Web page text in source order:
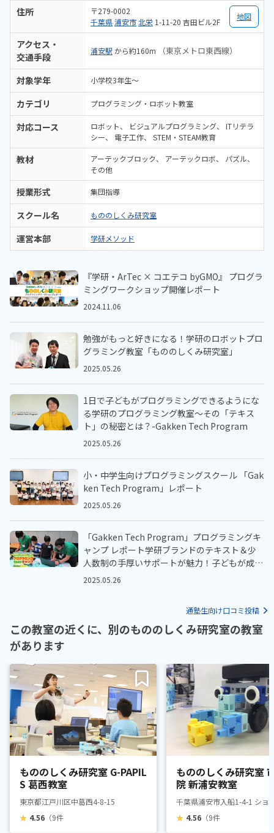
住所
〒279-0002
千葉県浦安市北栄 1-11-20 吉田ビル2F
地図
アクセス・
交通手段
浦安駅 から約160m （東京メトロ東西線）
対象学年 小学校3年生〜
カテゴリ プログラミング・ロボット教室
対応コース ロボット ビジュアルプログラミング
ITリテラ
シー
電子工作 STEM・STEAM教育
教材 アーテックブロック アーテックロボ
パズル
その他
授業形式 集団指導
スクール名 もののしくみ研究室
運営本部 学研メソッド
『学研・ArTec × コエテコ byGMO』 プログラ
ミングワークショップ開催レポート
2024.11.06
勉強がもっと好きになる！学研のロボットプロ
グラミング教室「もののしくみ研究室」
2025.05.26
1日で子どもがプログラミングできるようにな
る学研のプログラミング教室～その「テキス
ト」の秘密とは？-Gakken Tech Program
2025.05.26
小・中学生向けプログラミングスクール 「Gak
ken Tech Program」レポート
2025.05.26
「Gakken Tech Program」プログラミングキ
ャンプ レポート学研ブランドのテキスト＆少
人数制の手厚いサポートが魅力！子どもが成長
する授業カリキュラム
2025.05.26
通塾生向け口コミ投稿
この教室の近くに、別のもののしくみ研究室の教室
があります
もののしくみ研究室 G-PAPIL
S 葛西教室
東京都江戸川区中葛西4-8-15
★ 4.56 （9件
もののしくみ研究室
院 新浦安教室
千葉県浦安市入船1-4-1 ショ
★ 4.56 （9件